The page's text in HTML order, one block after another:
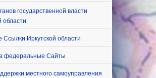
государственной власти
области
Иркутской области
федеральные Сайты
местного самоуправления